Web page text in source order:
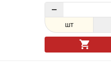
−
шт